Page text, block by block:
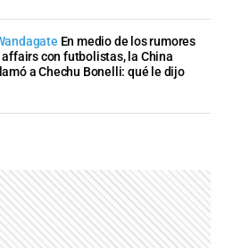
En medio de los rumores
con futbolistas, la China
a Chechu Bonelli: qué le dijo